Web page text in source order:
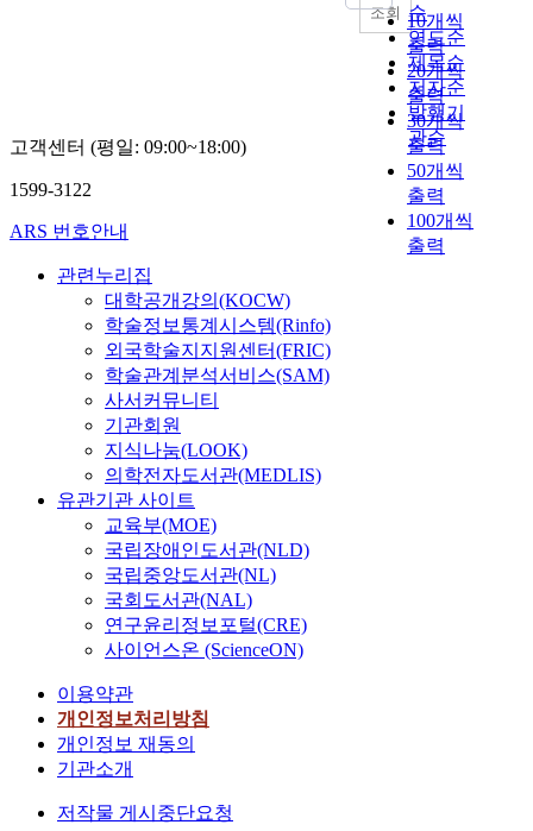
순
연도순
제목순
저자순
발행기
관순
10개씩
출력
20개씩
출력
30개씩
출력
50개씩
출력
100개씩
출력
조회
고객센터 (평일: 09:00~18:00)
1599-3122
ARS 번호안내
관련누리집
대학공개강의(KOCW)
학술정보통계시스템(Rinfo)
외국학술지지원센터(FRIC)
학술관계분석서비스(SAM)
사서커뮤니티
기관회원
지식나눔(LOOK)
의학전자도서관(MEDLIS)
유관기관 사이트
교육부(MOE)
국립장애인도서관(NLD)
국립중앙도서관(NL)
국회도서관(NAL)
연구윤리정보포털(CRE)
사이언스온 (ScienceON)
이용약관
개인정보처리방침
개인정보 재동의
기관소개
저작물 게시중단요청